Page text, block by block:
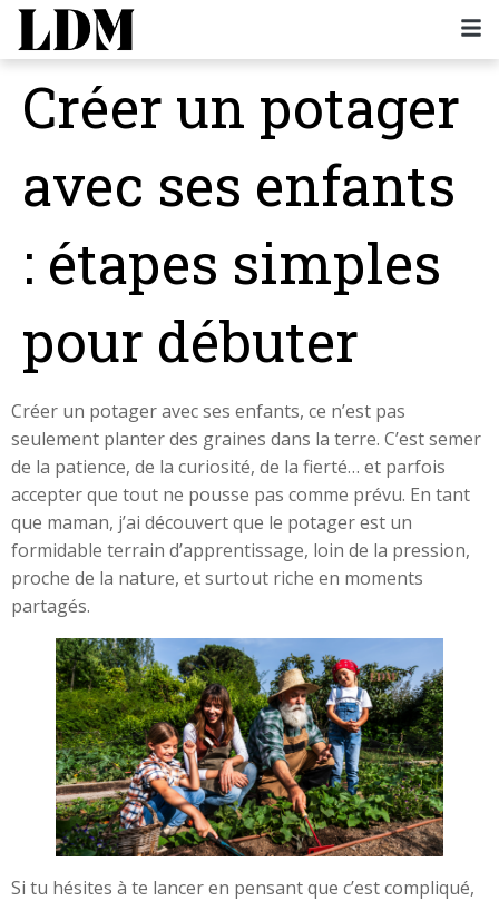
Créer un potager
avec ses enfants
: étapes simples
pour débuter
Créer un potager avec ses enfants, ce n’est pas
seulement planter des graines dans la terre. C’est semer
de la patience, de la curiosité, de la fierté… et parfois
accepter que tout ne pousse pas comme prévu. En tant
que maman, j’ai découvert que le potager est un
formidable terrain d’apprentissage, loin de la pression,
proche de la nature, et surtout riche en moments
partagés.
Si tu hésites à te lancer en pensant que c’est compliqué,